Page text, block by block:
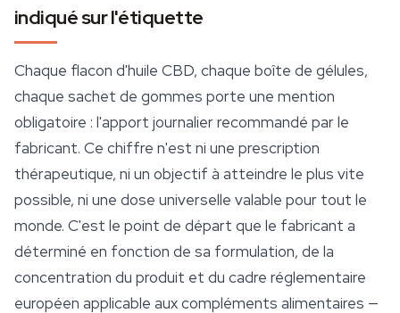
indiqué sur l'étiquette
Chaque flacon d'huile CBD, chaque boîte de gélules,
chaque sachet de gommes porte une mention
obligatoire : l'apport journalier recommandé par le
fabricant. Ce chiffre n'est ni une prescription
thérapeutique, ni un objectif à atteindre le plus vite
possible, ni une dose universelle valable pour tout le
monde. C'est le point de départ que le fabricant a
déterminé en fonction de sa formulation, de la
concentration du produit et du cadre réglementaire
européen applicable aux compléments alimentaires —